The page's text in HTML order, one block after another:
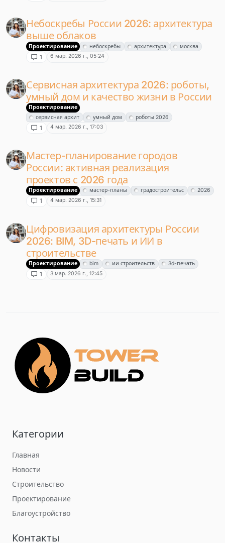
Небоскребы России 2026: архитектура
выше облаков
Проектирование небоскребы архитектура москва
1 6 мар. 2026 г., 05:24
Сервисная архитектура 2026: роботы,
умный дом и качество жизни в России
Проектирование
сервисная архит
умный дом роботы 2026
1 4 мар. 2026 г., 17:03
Мастер-планирование городов
России: активная реализация
проектов с 2026 года
Проектирование мастер-планы градостроительс 2026
1 4 мар. 2026 г., 15:31
Цифровизация архитектуры России
2026: BIM, 3D-печать и ИИ в
строительстве
Проектирование bim ии строительств 3d-печать
1 3 мар. 2026 г., 12:45
Категории
Главная
Новости
Строительство
Проектирование
Благоустройство
Контакты